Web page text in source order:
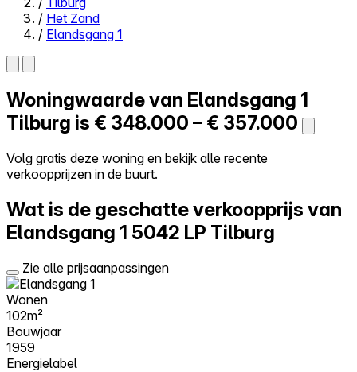
Close menu
Zelf kopen
Alles-in-één
Reviews
Log in
/ Het Zand
/ Elandsgang 1
Woningwaarde van Elandsgang 1
Tilburg is € 348.000 – € 357.000
Volg gratis deze woning en bekijk alle recente
verkoopprijzen in de buurt.
Wat is de geschatte verkoopprijs van
Elandsgang 1 5042 LP Tilburg
Zie alle prijsaanpassingen
Wonen
102m²
Bouwjaar
1959
Energielabel